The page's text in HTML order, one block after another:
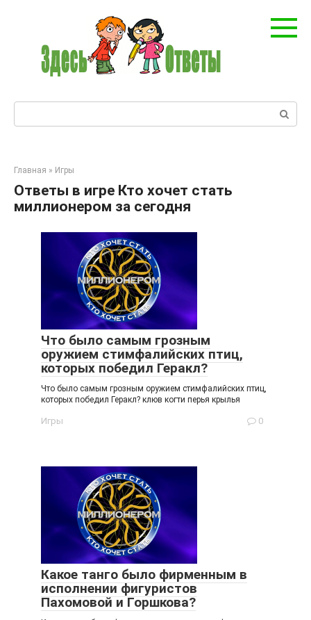
Поиск:
Главная » Игры
Ответы в игре Кто хочет стать
миллионером за сегодня
Что было самым грозным
оружием стимфалийских птиц,
которых победил Геракл?
Что было самым грозным оружием стимфалийских птиц,
которых победил Геракл? клюв когти перья крылья
Игры 0
Какое танго было фирменным в
исполнении фигуристов
Пахомовой и Горшкова?